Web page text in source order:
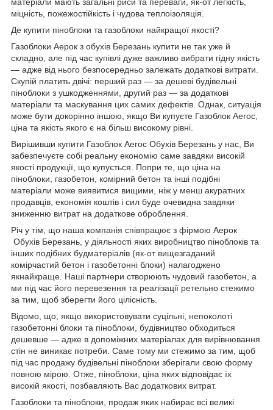
матеріали мають загальні риси та переваги, як-от легкість,
міцність, пожежостійкість і чудова теплоізоляція.
Де купити піноблоки та газоблоки найкращої якості?
Газоблоки Аерок з обухів Березань купити не так уже й
складно, але під час купівлі дуже важливо вибрати гідну якість
— адже від нього безпосередньо залежать додаткові витрати.
Скупій платить двічі: перший раз — за дешеві будівельні
піноблоки з ушкодженнями, другий раз — за додаткові
матеріали та маскування цих самих дефектів. Однак, ситуація
може бути докорінно іншою, якщо Ви купуєте Газоблок Aeroc,
ціна та якість якого є на більш високому рівні.
Вирішивши купити Газоблок Aeroc Обухів Березань у нас, Ви
забезпечуєте собі реальну економію саме завдяки високій
якості продукції, що купується. Попри те, що ціна на
піноблоки, газобетон, комірний бетон та інші подібні
матеріали може виявитися вищими, ніж у менш акуратних
продавців, економія коштів і сил буде очевидна завдяки
зниженню витрат на додаткове оброблення.
Річ у тім, що наша компанія співпрацює з фірмою Аерок
Обухів Березань, у діяльності яких виробництво піноблоків та
інших подібних будматеріалів (як-от вищезгаданий
комірчастий бетон і газобетонні блоки) налагоджено
якнайкраще. Наші партнери створюють чудовий газобетон, а
ми під час його перевезення та реалізації ретельно стежимо
за тим, щоб зберегти його цілісність.
Відомо, що, якщо використовувати суцільні, непоколоті
газобетонні блоки та піноблоки, будівництво обходиться
дешевше — адже в допоміжних матеріалах для вирівнювання
стін не виникає потреби. Саме тому ми стежимо за тим, щоб
під час продажу будівельні піноблоки зберігали свою форму
повною мірою. Отже, піноблоки, ціна яких відповідає їх
високій якості, позбавляють Вас додаткових витрат.
Газоблоки та піноблоки, продаж яких набирає всі великі